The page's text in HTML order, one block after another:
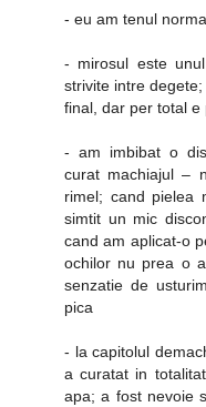
- eu am tenul
- mirosul este
strivite intre
final, dar per total e
- am imbibat o
curat machiajul –
rimel; cand pielea
simtit un mic
cand am aplicat-o
ochilor nu prea o
senzatie de
pica
- la capitolul
a curatat in
apa; a fost nevoie